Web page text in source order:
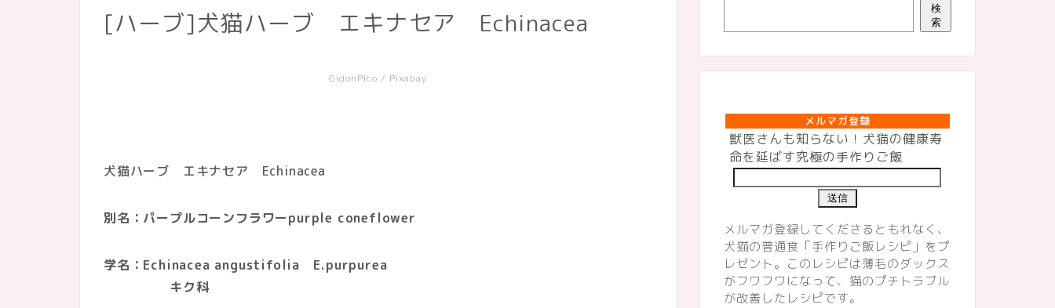
[ハーブ]犬猫ハーブ エキナセア Echinacea
GidonPico / Pixabay
犬猫ハーブ エキナセア Echinacea
別名：パープルコーンフラワーpurple coneflower
学名： Echinacea angustifolia E.purpurea
キク科
検
索
メルマガ登録
獣医さんも知らない！犬猫の健康寿
命を延ばす究極の手作りご飯
メルマガ登録してくださるともれなく、
犬猫の普通食「手作りご飯レシピ」をプ
レゼント。このレシピは薄毛のダックス
がフワフワになって、猫のプチトラブル
が改善したレシピです。